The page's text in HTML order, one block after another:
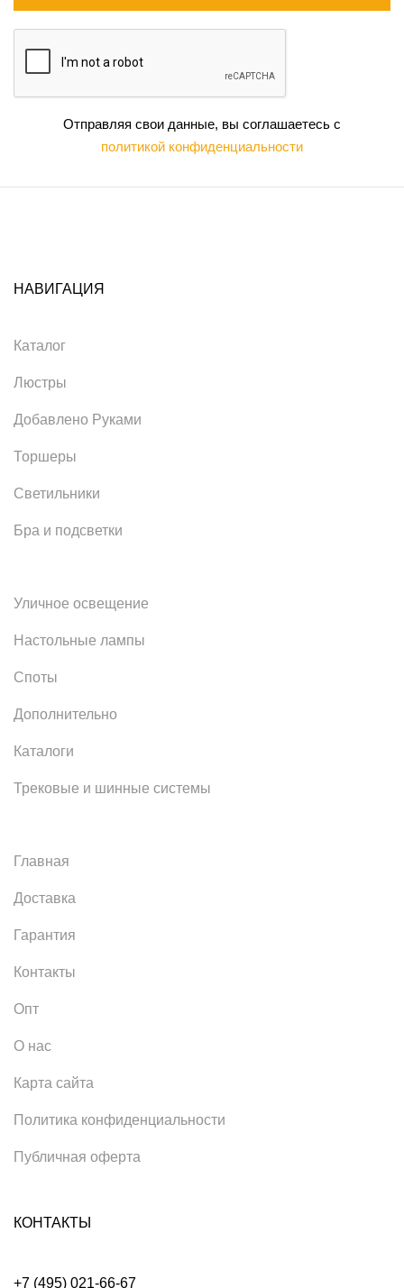
Отправляя свои данные, вы соглашаетесь с
политикой конфиденциальности
НАВИГАЦИЯ
Каталог
Люстры
Добавлено Руками
Торшеры
Светильники
Бра и подсветки
Уличное освещение
Настольные лампы
Споты
Дополнительно
Каталоги
Трековые и шинные системы
Главная
Доставка
Гарантия
Контакты
Опт
О нас
Карта сайта
Политика конфиденциальности
Публичная оферта
КОНТАКТЫ
+7 (495) 021-66-67